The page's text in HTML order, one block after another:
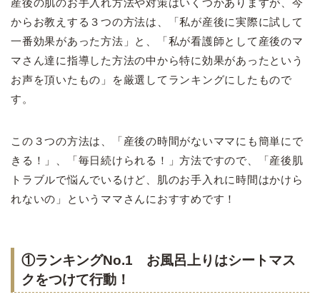
産後の肌のお手入れ方法や対策はいくつかありますが、今
からお教えする３つの方法は、「私が産後に実際に試して
一番効果があった方法」と、「私が看護師として産後のマ
マさん達に指導した方法の中から特に効果があったという
お声を頂いたもの」を厳選してランキングにしたもので
す。
この３つの方法は、「産後の時間がないママにも簡単にで
きる！」、「毎日続けられる！」方法ですので、「産後肌
トラブルで悩んでいるけど、肌のお手入れに時間はかけら
れないの」というママさんにおすすめです！
①ランキングNo.1 お風呂上りはシートマス
クをつけて行動！